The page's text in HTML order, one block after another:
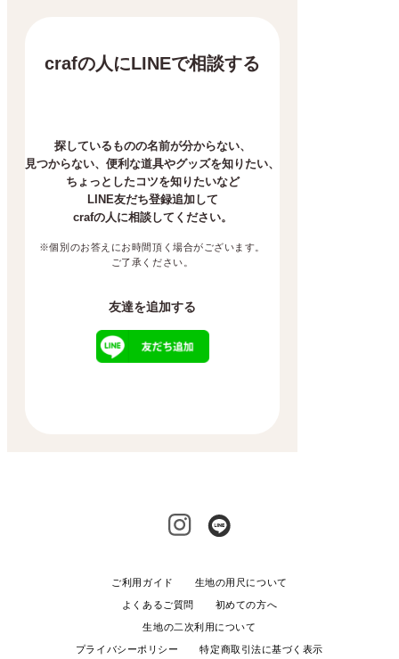
crafの人にLINEで相談する
探しているものの名前が分からない、
見つからない、 便利な道具やグッズを知りたい、
ちょっとしたコツを知りたいなど
LINE友だち登録追加して
crafの人に相談してください。
※個別のお答えにお時間頂く場合がございます。
ご了承ください。
友達を追加する
ご利用ガイド 生地の用尺について
よくあるご質問 初めての方へ
生地の二次利用について
プライバシーポリシー 特定商取引法に基づく表示